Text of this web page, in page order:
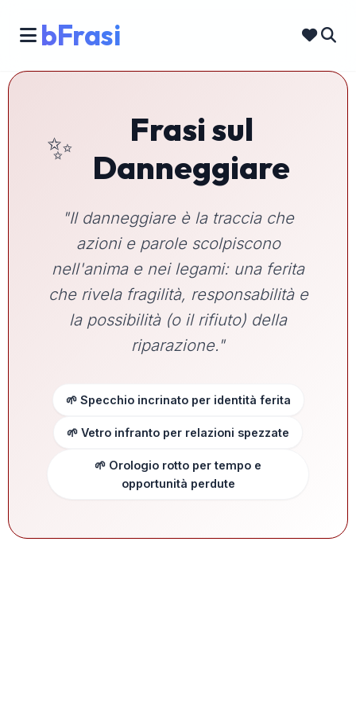
bFrasi
✨
Frasi sul
Danneggiare
"Il danneggiare è la traccia che
azioni e parole scolpiscono
nell'anima e nei legami: una ferita
che rivela fragilità, responsabilità e
la possibilità (o il rifiuto) della
riparazione."
🌱 Specchio incrinato per identità ferita
🌱 Vetro infranto per relazioni spezzate
🌱 Orologio rotto per tempo e
opportunità perdute